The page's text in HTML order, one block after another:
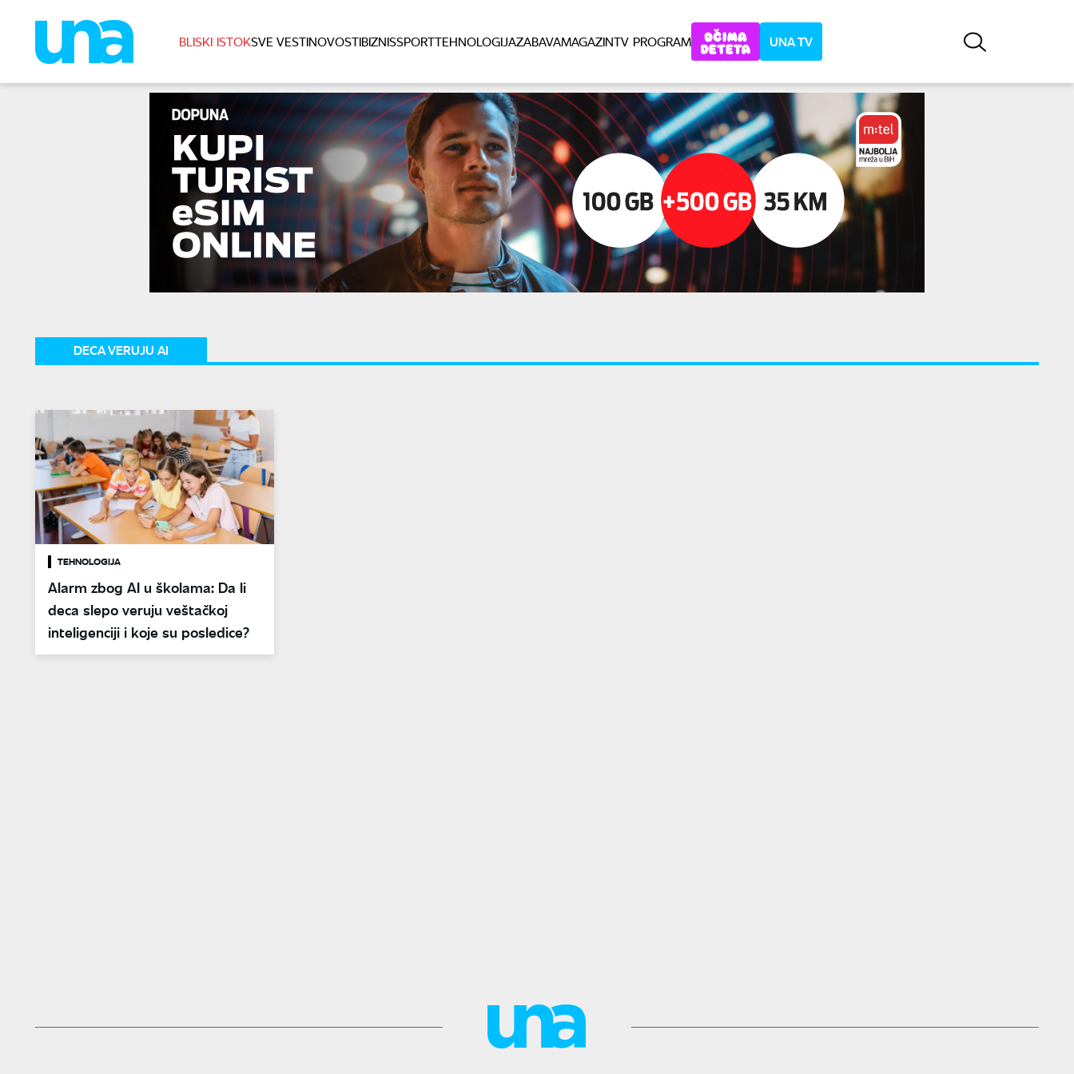
BLISKI ISTOKSVE VESTINOVOSTIBIZNISSPORTTEHNOLOGIJAZABAVAMAGAZINTV PROGRAM UNA TV
DECA VERUJU AI
TEHNOLOGIJA
Alarm zbog AI u školama: Da li
deca slepo veruju veštačkoj
inteligenciji i koje su posledice?